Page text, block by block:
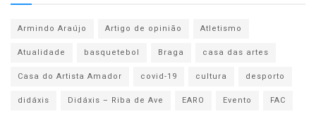
Armindo Araújo Artigo de opinião
Atletismo
Atualidade
basquetebol Braga
casa das artes
Casa do Artista Amador
covid-19 cultura
desporto
didáxis
Didáxis – Riba de Ave EARO Evento
FAC